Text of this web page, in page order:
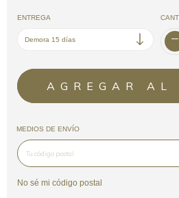
ENTREGA
MEDIOS DE ENVÍO
No sé mi código postal